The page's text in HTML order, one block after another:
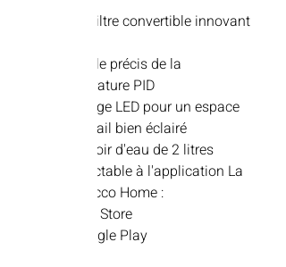
Porte-filtre convertible innovant
Contrôle précis de la
température PID
Éclairage LED pour un espace
de travail bien éclairé
Réservoir d'eau de 2 litres
Connectable à l'application La
Marzocco Home :
App Store
Google Play